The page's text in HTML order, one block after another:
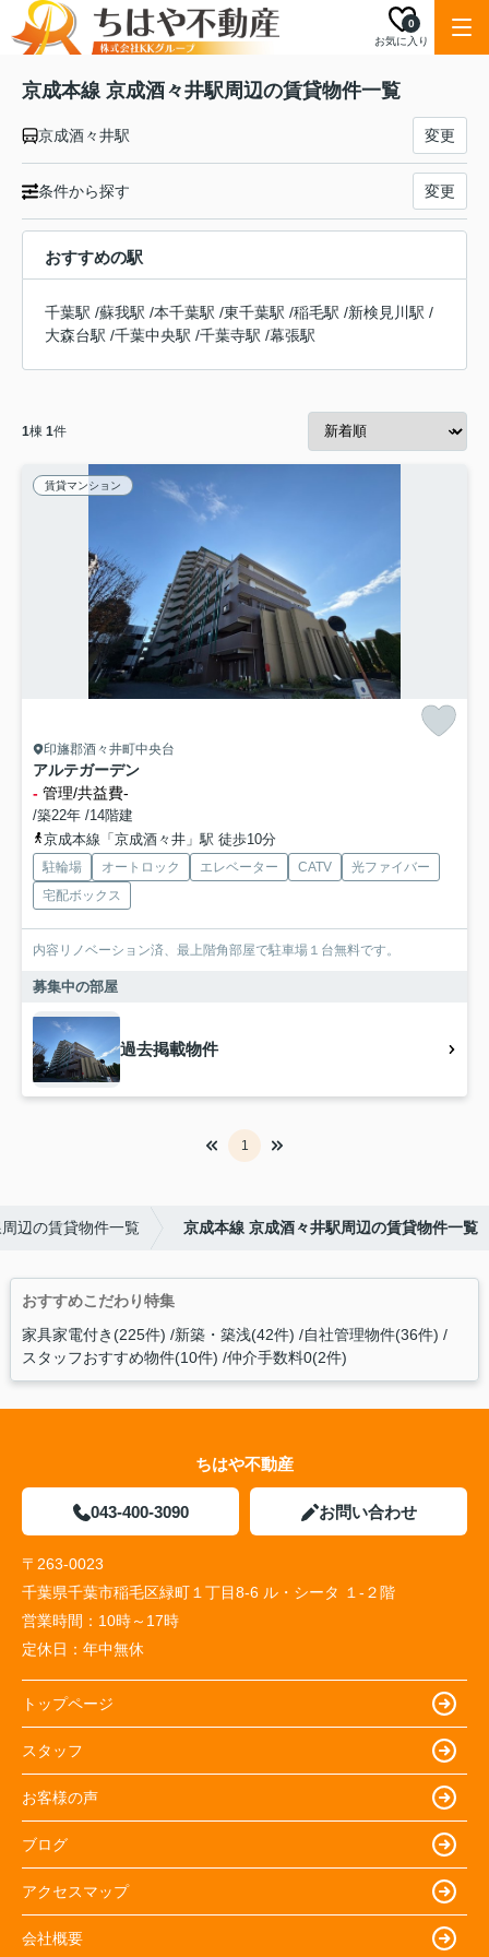
お気に入り
0
京成本線 京成酒々井駅周辺の賃貸物件一覧
京成酒々井駅 変更
条件から探す 変更
おすすめの駅
千葉駅 /蘇我駅 /本千葉駅 /東千葉駅 /稲毛駅 /新検見川駅 /
大森台駅 /千葉中央駅 /千葉寺駅 /幕張駅
1棟 1件
賃貸マンション
印旛郡酒々井町中央台
アルテガーデン
- 管理/共益費-
/築22年 /14階建
京成本線「京成酒々井」駅 徒歩10分
駐輪場 オートロック エレベーター CATV
光ファイバー
宅配ボックス
内容リノベーション済、最上階角部屋で駐車場１台無料です。
募集中の部屋
過去掲載物件
1
辺の賃貸物件一覧 京成本線 京成酒々井駅周辺の賃貸物件一覧
おすすめこだわり特集
家具家電付き(225件) 新築・築浅(42件) 自社管理物件(36件)
スタッフおすすめ物件(10件) 仲介手数料0(2件)
ちはや不動産
043-400-3090 お問い合わせ
〒263-0023
千葉県千葉市稲毛区緑町１丁目8-6 ル・シータ １-２階
営業時間： 10時～17時
定休日： 年中無休
トップページ
スタッフ
お客様の声
ブログ
アクセスマップ
会社概要